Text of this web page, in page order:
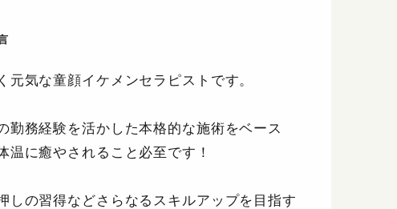
気な童顔イケメンセラピストです。
勤務経験を活かした本格的な施術をベース
温に癒やされること必至です！
しの習得などさらなるスキルアップを目指す